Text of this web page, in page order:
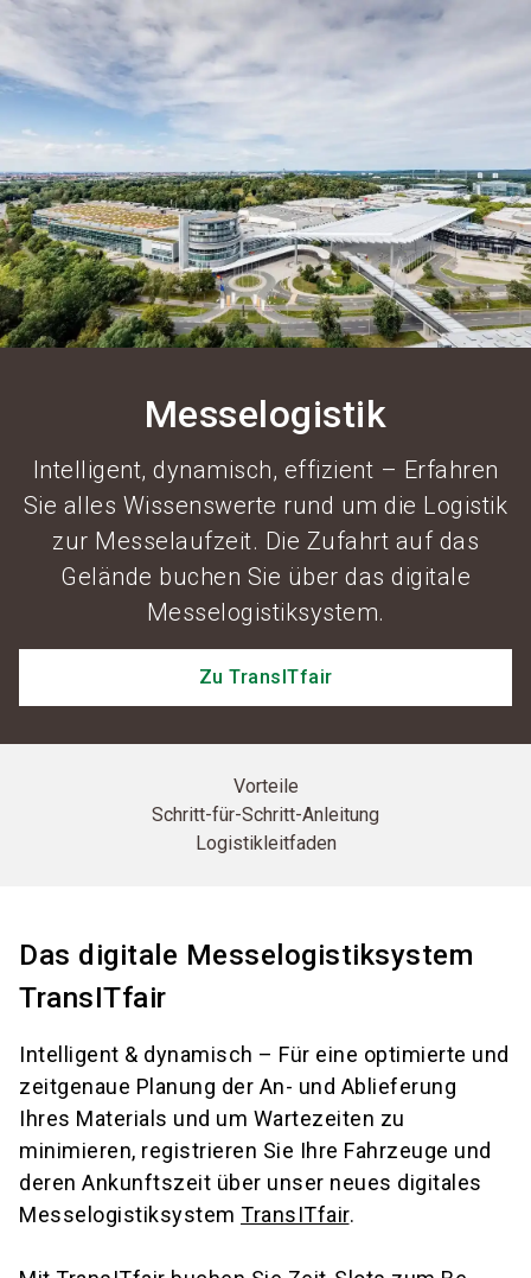
Informationen für Aussteller language DE
Messelogistik
Intelligent, dynamisch, effizient – Erfahren
Sie alles Wissenswerte rund um die Logistik
zur Messelaufzeit. Die Zufahrt auf das
Gelände buchen Sie über das digitale
Messelogistiksystem.
Zu TransITfair
Vorteile
Schritt-für-Schritt-Anleitung
Logistikleitfaden
Das digitale Messelogistiksystem
TransITfair
Intelligent & dynamisch – Für eine optimierte und
zeitgenaue Planung der An- und Ablieferung
Ihres Materials und um Wartezeiten zu
minimieren, registrieren Sie Ihre Fahrzeuge und
deren Ankunftszeit über unser neues digitales
Messelogistiksystem TransITfair.